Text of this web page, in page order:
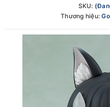
SKU:
Thương hiệu: